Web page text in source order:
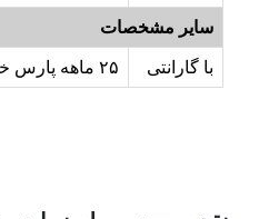
سایر مشخصات
با گارانتی ۲۵ ماهه پارس خزر